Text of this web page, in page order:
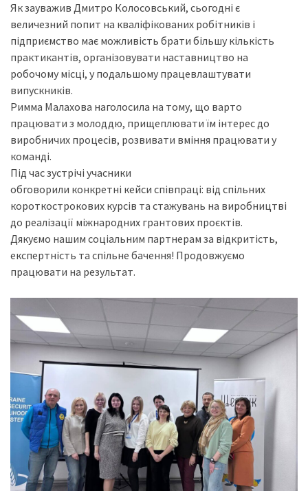
Як зауважив Дмитро Колосовський, сьогодні є
величезний попит на кваліфікованих робітників і
підприємство має можливість брати більшу кількість
практикантів, організовувати наставництво на
робочому місці, у подальшому працевлаштувати
випускників.
Римма Малахова наголосила на тому, що варто
працювати з молоддю, прищеплювати їм інтерес до
виробничих процесів, розвивати вміння працювати у
команді.
Під час зустрічі учасники
обговорили конкретні кейси співпраці: від спільних
короткострокових курсів та стажувань на виробництві
до реалізації міжнародних грантових проєктів.
Дякуємо нашим соціальним партнерам за відкритість,
експертність та спільне бачення! Продовжуємо
працювати на результат.